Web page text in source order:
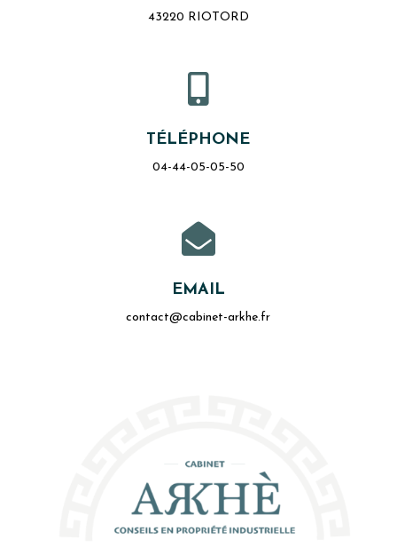
43220 RIOTORD

TÉLÉPHONE
04-44-05-05-50

EMAIL
contact@cabinet-arkhe.fr